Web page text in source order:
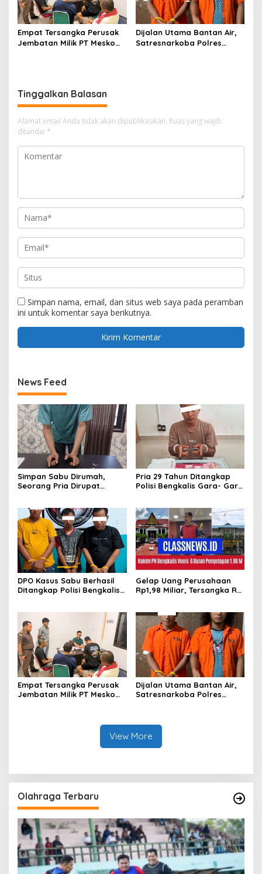
Empat Tersangka Perusak
Jembatan Milik PT Meskom
Dijalan Utama Bantan Air,
Satresnarkoba Polres
Tinggalkan Balasan
Alamat email Anda tidak akan dipublikasikan. Ruas yang wajib
ditandai *
Simpan nama, email, dan situs web saya pada peramban
ini untuk komentar saya berikutnya.
News Feed
Simpan Sabu Dirumah,
Seorang Pria Dirupat
Pria 29 Tahun Ditangkap
Polisi Bengkalis Gara- Gara
DPO Kasus Sabu Berhasil
Ditangkap Polisi Bengkalis,
Gelap Uang Perusahaan
Rp1,98 Miliar, Tersangka RS
Banding
Empat Tersangka Perusak
Jembatan Milik PT Meskom
Dijalan Utama Bantan Air,
Satresnarkoba Polres
View More
Olahraga Terbaru